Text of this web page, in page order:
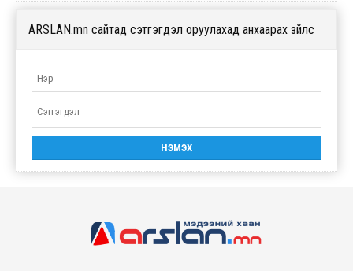
ARSLAN.mn сайтад сэтгэгдэл оруулахад анхаарах зүйлс